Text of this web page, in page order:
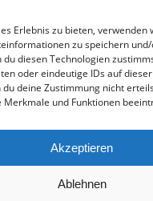
Erlebnis zu bieten, verwenden
zu speichern
du diesen Technologien
oder eindeutige IDs auf
deine Zustimmung nicht
Merkmale und Funktionen
Akzeptieren
Ablehnen
So tickt Björn!
Abschlusstest mit später